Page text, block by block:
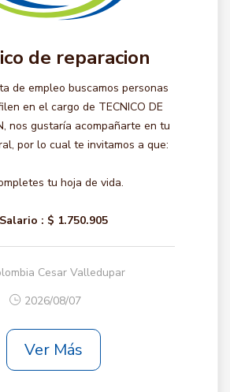
de reparacion
de empleo buscamos personas
en el cargo de TECNICO DE
nos gustaría acompañarte en tu
por lo cual te invitamos a que:
tu hoja de vida.
Salario : $ 1.750.905
Cesar Valledupar
2026/08/07
Ver Más